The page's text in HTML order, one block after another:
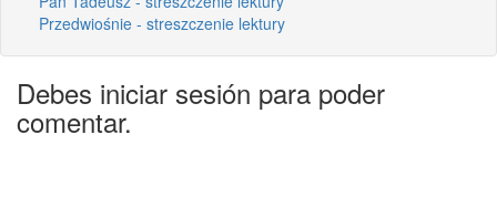
Przedwiośnie - streszczenie lektury
Debes iniciar sesión para poder
comentar.